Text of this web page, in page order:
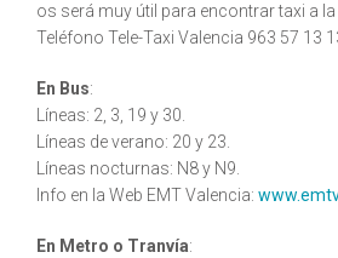
os será muy útil para encontrar taxi a la
Teléfono Tele-Taxi Valencia 963 57 13
En Bus:
Líneas: 2, 3, 19 y 30.
Líneas de verano: 20 y 23.
Líneas nocturnas: N8 y N9.
Info en la Web EMT Valencia:
En Metro o Tranvía: